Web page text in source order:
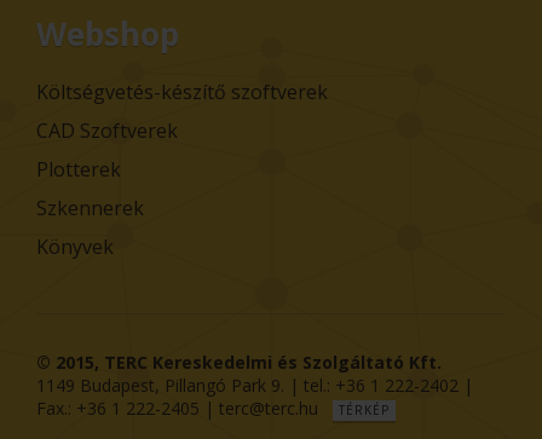
Webshop
Költségvetés-készítő szoftverek
CAD Szoftverek
Plotterek
Szkennerek
Könyvek
© 2015, TERC Kereskedelmi és Szolgáltató Kft.
1149 Budapest, Pillangó Park 9. | tel.: +36 1 222-2402 |
Fax.: +36 1 222-2405 | terc@terc.hu TÉRKÉP